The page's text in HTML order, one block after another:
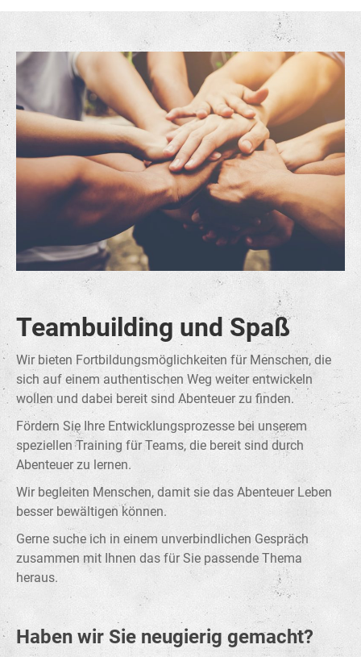
Teambuilding und Spaß
Wir bieten Fortbildungsmöglichkeiten für Menschen, die
sich auf einem authentischen Weg weiter entwickeln
wollen und dabei bereit sind Abenteuer zu finden.
Fördern Sie Ihre Entwicklungsprozesse bei unserem
speziellen Training für Teams, die bereit sind durch
Abenteuer zu lernen.
Wir begleiten Menschen, damit sie das Abenteuer Leben
besser bewältigen können.
Gerne suche ich in einem unverbindlichen Gespräch
zusammen mit Ihnen das für Sie passende Thema
heraus.
Haben wir Sie neugierig gemacht?